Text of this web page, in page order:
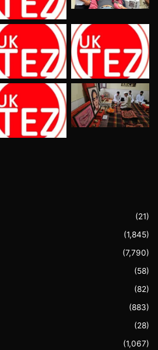
(21)
(1,845)
(7,790)
(58)
(82)
(883)
(28)
(1,067)